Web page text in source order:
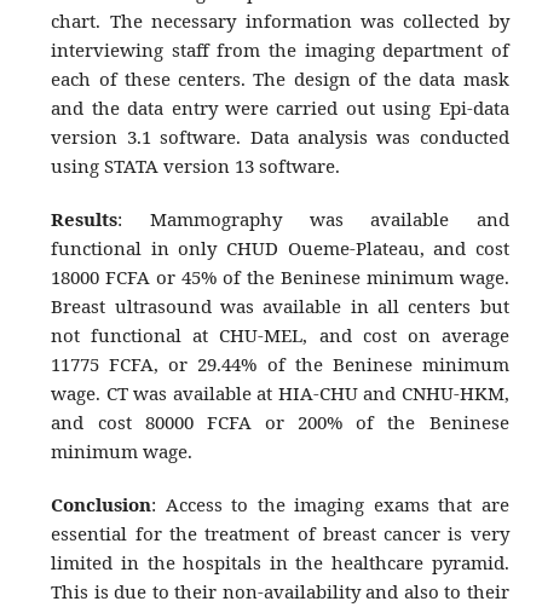
chart. The necessary information was collected by
interviewing staff from the imaging department of
each of these centers. The design of the data mask
and the data entry were carried out using Epi-data
version 3.1 software. Data analysis was conducted
using STATA version 13 software.
Results: Mammography was available and
functional in only CHUD Oueme-Plateau, and cost
18000 FCFA or 45% of the Beninese minimum wage.
Breast ultrasound was available in all centers but
not functional at CHU-MEL, and cost on average
11775 FCFA, or 29.44% of the Beninese minimum
wage. CT was available at HIA-CHU and CNHU-HKM,
and cost 80000 FCFA or 200% of the Beninese
minimum wage.
Conclusion: Access to the imaging exams that are
essential for the treatment of breast cancer is very
limited in the hospitals in the healthcare pyramid.
This is due to their non-availability and also to their